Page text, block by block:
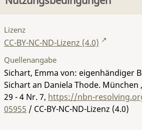
Lizenz
CC-BY-NC-ND-Lizenz (4.0)
Quellenangabe
Sichart, Emma von: eigenhändiger
Sichart an Daniela Thode. München
29 - 4 Nr. 7, https://nbn-
05955 / CC-BY-NC-ND-Lizenz (4.0)